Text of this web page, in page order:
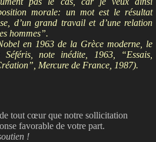
morale: un mot est le résultat
d’un grand travail et d’une relation
hommes”.
en 1963 de la Grèce moderne, le
Séféris, note inédite, 1963, “Essais,
Mercure de France, 1987).
tout cœur que notre sollicitation
favorable de votre part.
!